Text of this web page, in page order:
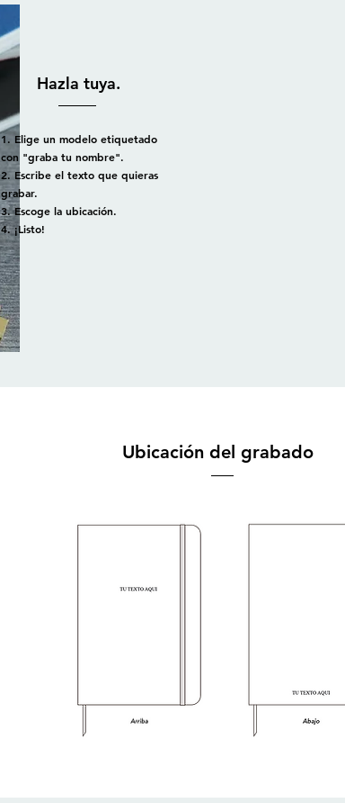
Hazla tuya.
1. Elige un modelo etiquetado
con "graba tu nombre".
2. Escribe el texto que quieras
grabar.
3. Escoge la ubicación.
4. ¡Listo!
Ubicación del grabado